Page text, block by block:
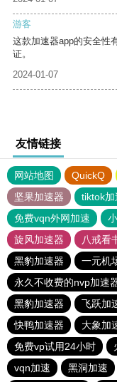
游客
这款加速器app的安全性
证。
2024-01-07
友情链接
网站地图 QuickQ
坚果加速器
tiktok加
免费vqn外网加速
旋风加速器
八戒看
黑豹加速器
一元机
永久不收费的nvp加速
黑豹加速器
飞跃加
快鸭加速器
大象加
免费vp试用24小时
vqn加速
黑洞加速